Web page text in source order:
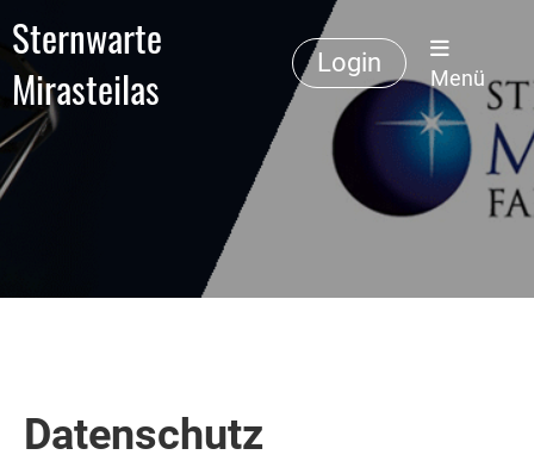
Sternwarte
Mirasteilas
Login
Menü
Datenschutz